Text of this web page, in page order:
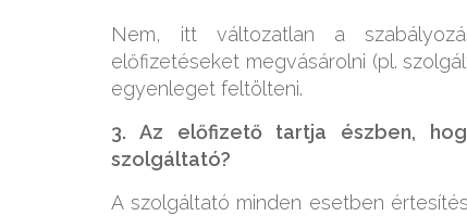
Nem, itt változatlan a
előfizetéseket megvásárolni (pl.
egyenleget feltölteni.
3. Az előfizető tartja észben,
szolgáltató?
A szolgáltató minden esetben